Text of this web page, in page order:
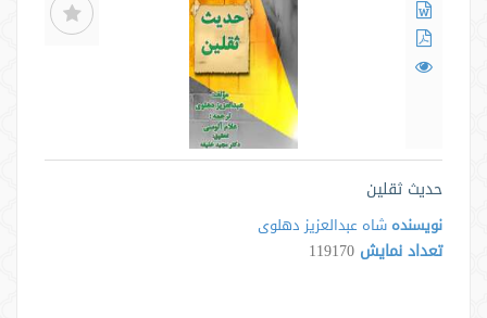
حدیث ثقلین
نویسنده شاه عبدالعزیز دهلوی
تعداد نمایش 119170